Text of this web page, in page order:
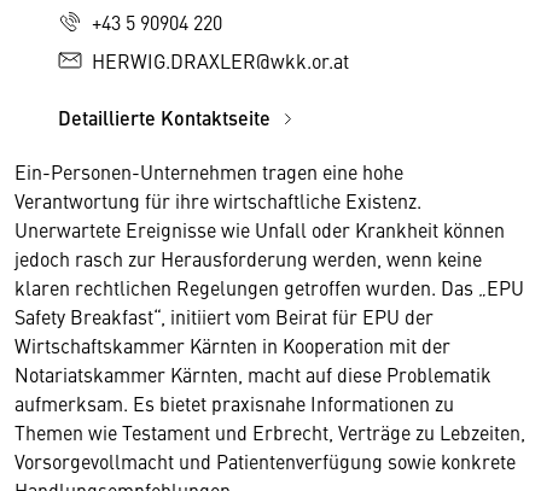
+43 5 90904 220
HERWIG.DRAXLER@wkk.or.at
Detaillierte Kontaktseite
Ein-Personen-Unternehmen tragen eine hohe
Verantwortung für ihre wirtschaftliche Existenz.
Unerwartete Ereignisse wie Unfall oder Krankheit können
jedoch rasch zur Herausforderung werden, wenn keine
klaren rechtlichen Regelungen getroffen wurden. Das „EPU
Safety Breakfast“, initiiert vom Beirat für EPU der
Wirtschaftskammer Kärnten in Kooperation mit der
Notariatskammer Kärnten, macht auf diese Problematik
aufmerksam. Es bietet praxisnahe Informationen zu
Themen wie Testament und Erbrecht, Verträge zu Lebzeiten,
Vorsorgevollmacht und Patientenverfügung sowie konkrete